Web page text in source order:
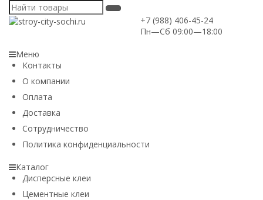
+7 (988) 406-45-24
Пн—Сб 09:00—18:00
Меню
Контакты
О компании
Оплата
Доставка
Сотрудничество
Политика конфиденциальности
Каталог
Дисперсные клеи
Цементные клеи